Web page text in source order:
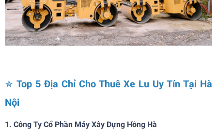
✯ Top 5 Địa Chỉ Cho Thuê Xe Lu Uy Tín Tại Hà
Nội
1. Công Ty Cổ Phần Máy Xây Dựng Hồng Hà